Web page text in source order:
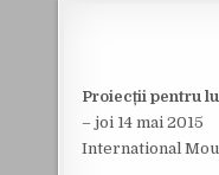
Proiecții pentru
– joi 14 mai 2015
International